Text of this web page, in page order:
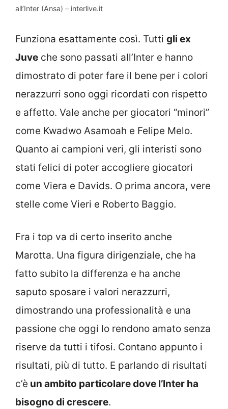
all’Inter (Ansa) – interlive.it
Funziona esattamente così. Tutti gli ex
Juve che sono passati all’Inter e hanno
dimostrato di poter fare il bene per i colori
nerazzurri sono oggi ricordati con rispetto
e affetto. Vale anche per giocatori “minori”
come Kwadwo Asamoah e Felipe Melo.
Quanto ai campioni veri, gli interisti sono
stati felici di poter accogliere giocatori
come Viera e Davids. O prima ancora, vere
stelle come Vieri e Roberto Baggio.
Fra i top va di certo inserito anche
Marotta. Una figura dirigenziale, che ha
fatto subito la differenza e ha anche
saputo sposare i valori nerazzurri,
dimostrando una professionalità e una
passione che oggi lo rendono amato senza
riserve da tutti i tifosi. Contano appunto i
risultati, più di tutto. E parlando di risultati
c’è un ambito particolare dove l’Inter ha
bisogno di crescere.